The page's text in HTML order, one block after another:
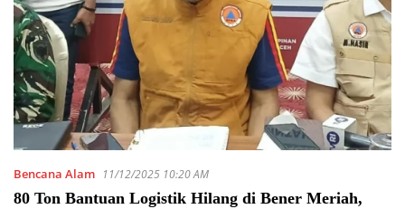
Bencana Alam 11/12/2025 10:20 AM
80 Ton Bantuan Logistik Hilang di Bener Meriah,